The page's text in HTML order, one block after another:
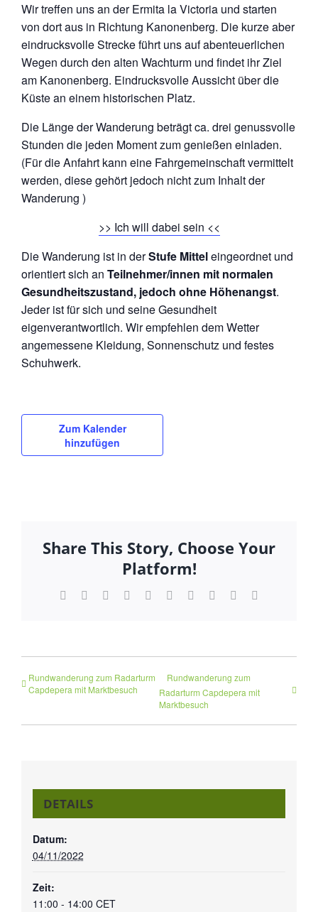
Wir treffen uns an der Ermita la Victoria und starten
von dort aus in Richtung Kanonenberg. Die kurze aber
eindrucksvolle Strecke führt uns auf abenteuerlichen
Wegen durch den alten Wachturm und findet ihr Ziel
am Kanonenberg. Eindrucksvolle Aussicht über die
Küste an einem historischen Platz.
Die Länge der Wanderung beträgt ca. drei genussvolle
Stunden die jeden Moment zum genießen einladen.
(Für die Anfahrt kann eine Fahrgemeinschaft vermittelt
werden, diese gehört jedoch nicht zum Inhalt der
Wanderung )
>> Ich will dabei sein <<
Die Wanderung ist in derStufe Mitteleingeordnet und
orientiert sich an Teilnehmer/innen mit normalen
Gesundheitszustand, jedoch ohne Höhenangst.
Jeder ist für sich und seine Gesundheit
eigenverantwortlich. Wir empfehlen dem Wetter
angemessene Kleidung, Sonnenschutz und festes
Schuhwerk.
Zum Kalender
hinzufügen
Share This Story, Choose Your
Platform!
Facebook
TwitterReddit LinkedInWhatsApp
TumblrPinterest Xing
Rundwanderung zum Radarturm
Capdepera mit Marktbesuch
Rundwanderung zum
Radarturm Capdepera mit
Marktbesuch
DETAILS
Datum:
04/11/2022
Zeit:
11:00 - 14:00 CET